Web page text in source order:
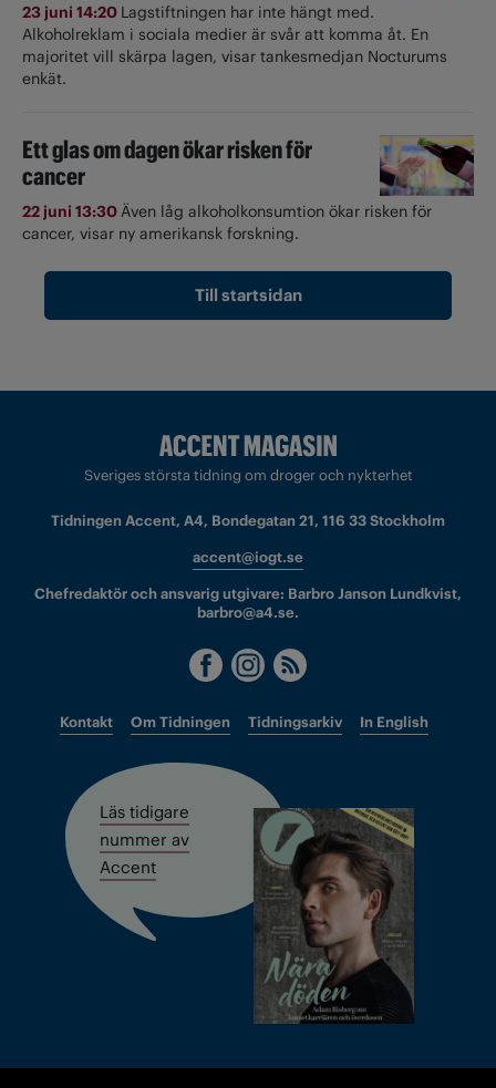
23 juni 14:20 Lagstiftningen har inte hängt med.
Alkoholreklam i sociala medier är svår att komma åt. En
majoritet vill skärpa lagen, visar tankesmedjan Nocturums
enkät.
Ett glas om dagen ökar risken för
cancer
22 juni 13:30Även låg alkoholkonsumtion ökar risken för
cancer, visar ny amerikansk forskning.
Till startsidan
Sveriges största tidning om droger och nykterhet
Tidningen Accent, A4, Bondegatan 21, 116 33 Stockholm
accent@iogt.se
Chefredaktör och ansvarig utgivare: Barbro Janson Lundkvist,
barbro@a4.se.
Kontakt Om Tidningen Tidningsarkiv In English
Läs tidigare
nummer av
Accent